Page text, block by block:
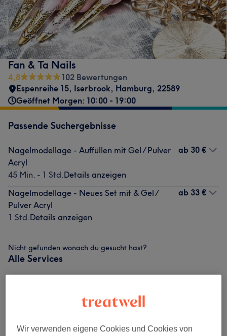
Fan & Ta Nails
4,8
102 Bewertungen
Espenreihe 15, Iserbrook, Hamburg, 22589
Geöffnet Morgen: 10:00 - 19:00
Passende Suchergebnisse
Nagelmodellage - Auffüllen mit Gel / Pulver
Acryl
45 Min. - 1 Std.Details anzeigen
ab 30 €
Nagelmodellage - Neues Set mit & Gel /
Pulver Acryl
1 Std.Details anzeigen
ab 33 €
Nicht gefunden wonach du gesucht hast?
Alle Services
Wir verwenden eigene Cookies und Cookies von